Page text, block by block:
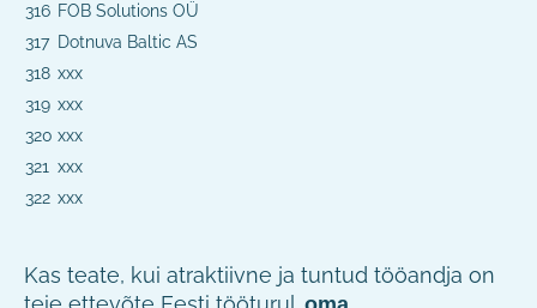
316 FOB Solutions OÜ
317 Dotnuva Baltic AS
318 xxx
319 xxx
320 xxx
321 xxx
322 xxx
Kas teate, kui atraktiivne ja tuntud tööandja on